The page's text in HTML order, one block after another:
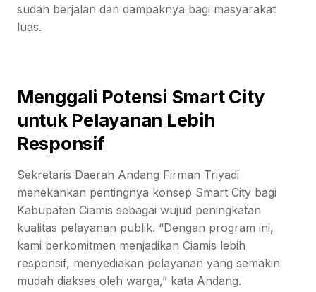
sudah berjalan dan dampaknya bagi masyarakat
luas.
Menggali Potensi Smart City
untuk Pelayanan Lebih
Responsif
Sekretaris Daerah Andang Firman Triyadi
menekankan pentingnya konsep Smart City bagi
Kabupaten Ciamis sebagai wujud peningkatan
kualitas pelayanan publik. “Dengan program ini,
kami berkomitmen menjadikan Ciamis lebih
responsif, menyediakan pelayanan yang semakin
mudah diakses oleh warga,” kata Andang.